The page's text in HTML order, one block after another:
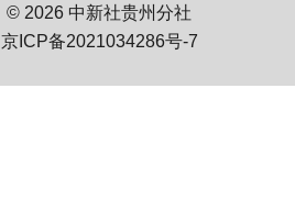
© 2026 中新社贵州分社
京ICP备2021034286号-7